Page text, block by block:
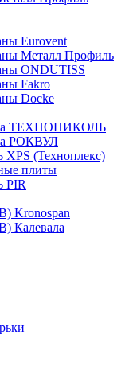
Eurovent
Металл Профиль
ONDUTISS
Fakro
Docke
ТЕХНОНИКОЛЬ
РОКВУЛ
(Техноплекс)
плиты
Kronospan
Калевала